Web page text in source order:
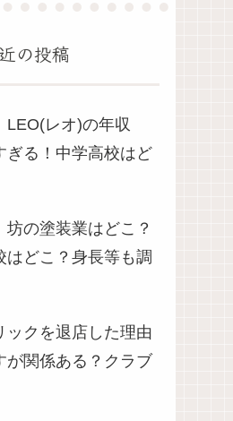
の投稿
LEO(レオ)の年収
ぎる！中学高校はど
坊の塗装業はどこ？
はどこ？身長等も調
ックを退店した理由
が関係ある？クラブ